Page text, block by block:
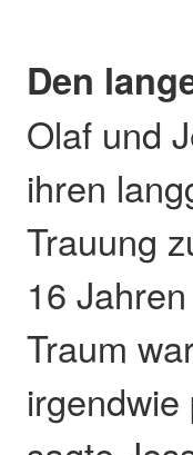
Den
Olaf und
ihren
Trauung
16
Traum